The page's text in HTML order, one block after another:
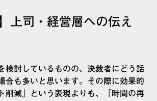
上司・経営層への伝え
検討しているものの、決裁者にどう話
合も多いと思います。その際に効果的
削減」という表現よりも、「時間の再